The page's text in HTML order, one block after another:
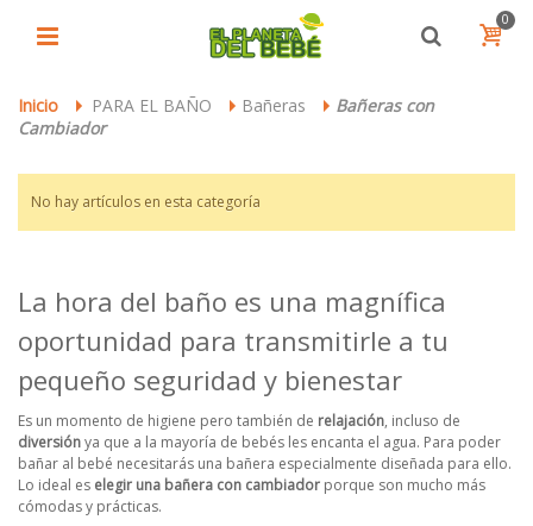
0
Inicio > PARA EL BAÑO > Bañeras > Bañeras con
Cambiador
No hay artículos en esta categoría
La hora del baño es una magnífica
oportunidad para transmitirle a tu
pequeño seguridad y bienestar
Es un momento de higiene pero también de relajación, incluso de
diversiónya que a la mayoría de bebés les encanta el agua. Para poder
bañar al bebé necesitarás una bañera especialmente diseñada para ello.
Lo ideal es elegir una bañera con cambiador porque son mucho más
cómodas y prácticas.